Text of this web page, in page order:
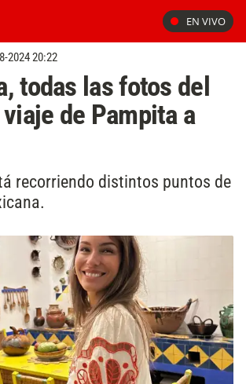
EN VIVO
2024 20:22
todas las fotos del
de Pampita a
recorriendo distintos puntos de